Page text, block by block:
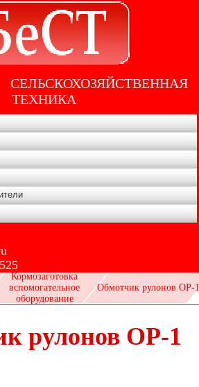
СЕЛЬСКОХОЗЯЙСТВЕННАЯ
ТЕХНИКА
Кормозаготовка
вспомогательное
оборудование
Обмотчик рулонов ОР-1
рулонов ОР-1